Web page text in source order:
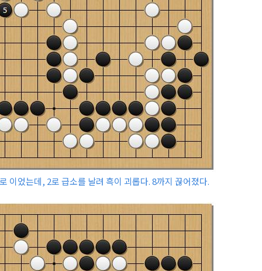
이었는데, 2로 급소를 날려 흑이 괴롭다. 8까지 끊어졌다.